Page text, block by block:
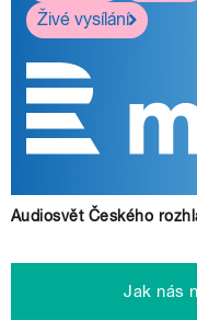
Živé vysílání
Audiosvět Českého
Jak nás